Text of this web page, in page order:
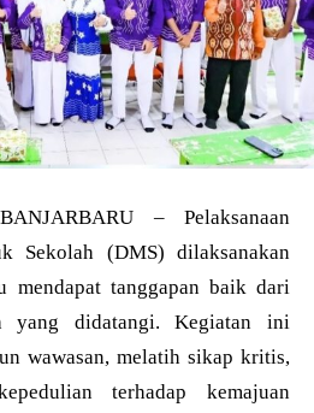
– Pelaksanaan
Sekolah (DMS) dilaksanakan
mendapat tanggapan baik dari
yang didatangi. Kegiatan ini
wawasan, melatih sikap kritis,
terhadap kemajuan